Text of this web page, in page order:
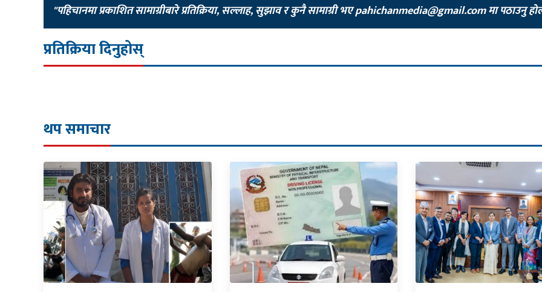
"पहिचानमा प्रकाशित सामाग्रीबारे प्रतिक्रिया, सल्लाह, सुझाव र कुनै सामाग्री भएpahichanmedia@gmail.comमा पठाउनु
प्रतिक्रिया दिनुहोस्
थप समाचार